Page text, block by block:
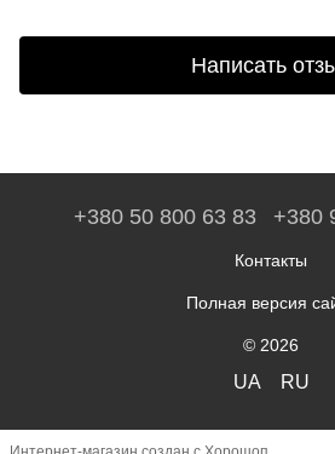
Написать
+380 50 800 63 83 +380
Контакты
Полная версия
© 2026
UA RU